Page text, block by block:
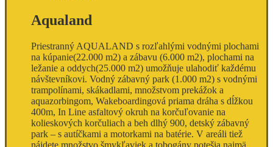
Aqualand
Priestranný AQUALAND s rozľahlými vodnými plochami
na kúpanie(22.000 m2) a zábavu (6.000 m2), plochami na
ležanie a oddych(25.000 m2) umožňuje ulahodiť každému
návštevníkovi. Vodný zábavný park (1.000 m2) s vodnými
trampolínami, skákadlami, množstvom prekážok a
aquazorbingom, Wakeboardingová priama dráha s dĺžkou
400m, In Line asfaltový okruh na korčuľovanie na
kolieskových korčuliach a beh dlhý 900, detský zábavný
park – s autíčkami a motorkami na batérie. V areáli tiež
nájdete množstvo šmykľaviek a tobogány potešia najmä